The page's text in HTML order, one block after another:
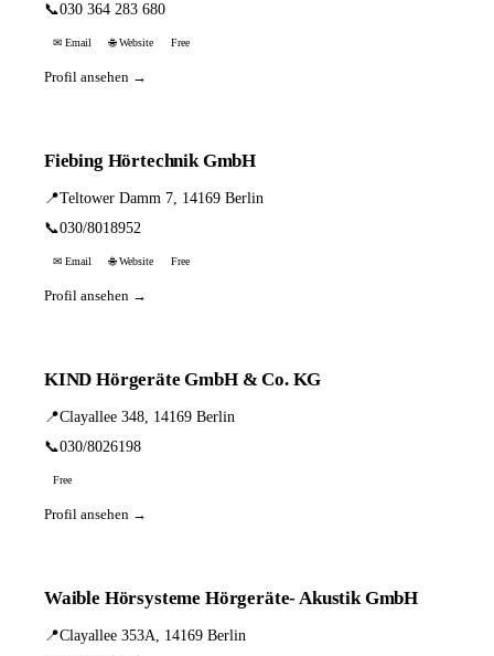
📞030 364 283 680
✉ Email 🌐 Website Free
Profil ansehen →
Fiebing Hörtechnik GmbH
📍Teltower Damm 7, 14169 Berlin
📞030/8018952
✉ Email 🌐 Website Free
Profil ansehen →
KIND Hörgeräte GmbH & Co. KG
📍Clayallee 348, 14169 Berlin
📞030/8026198
Free
Profil ansehen →
Waible Hörsysteme Hörgeräte- Akustik GmbH
📍Clayallee 353A, 14169 Berlin